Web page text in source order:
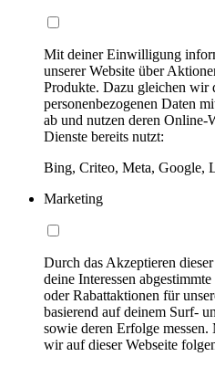
Mit deiner Einwilligung
unserer Website über
Produkte. Dazu gleichen wir
personenbezogenen Daten
ab und nutzen deren Online-
Dienste bereits nutzt:
Bing, Criteo, Meta, Google,
Marketing
Durch das Akzeptieren
deine Interessen
oder Rabattaktionen für
basierend auf deinem Surf-
sowie deren Erfolge
wir auf dieser Webseite